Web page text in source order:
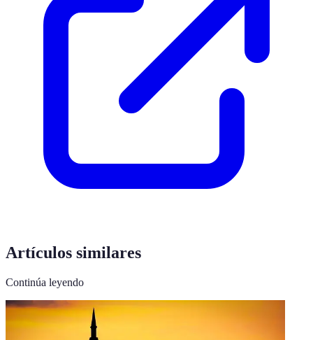
Artículos similares
Continúa leyendo